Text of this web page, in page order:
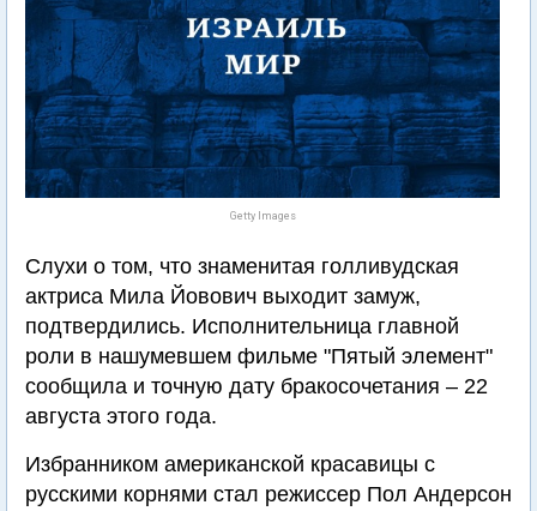
Getty Images
Слухи о том, что знаменитая голливудская
актриса Мила Йовович выходит замуж,
подтвердились. Исполнительница главной
роли в нашумевшем фильме "Пятый элемент"
сообщила и точную дату бракосочетания – 22
августа этого года.
Избранником американской красавицы с
русскими корнями стал режиссер Пол Андерсон